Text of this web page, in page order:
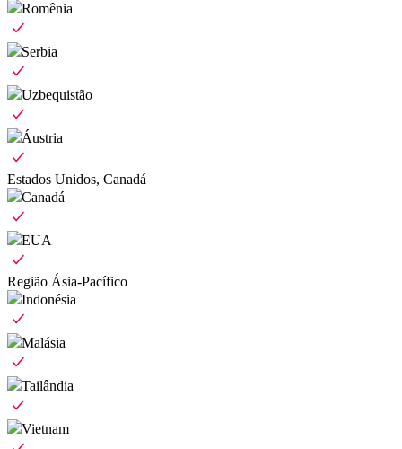
Romênia
Serbia
Uzbequistão
Áustria
Estados Unidos, Canadá
Canadá
EUA
Região Ásia-Pacífico
Indonésia
Malásia
Tailândia
Vietnam